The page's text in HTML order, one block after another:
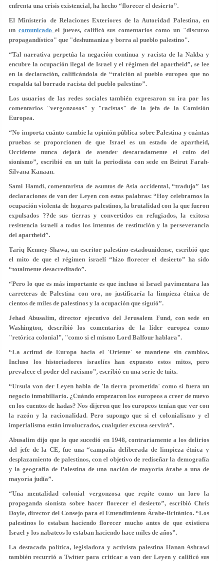
enfrenta una crisis existencial, ha hecho “florecer el desierto”.
El Ministerio de Relaciones Exteriores de la Autoridad Palestina, en
un comunicado el jueves, calificó sus comentarios como un "discurso
propagandístico" que "deshumaniza y borra al pueblo palestino".
“Tal narrativa perpetúa la negación continua y racista de la Nakba y
encubre la ocupación ilegal de Israel y el régimen del apartheid”, se lee
en la declaración, calificándola de “traición al pueblo europeo que no
respalda tal borrado racista del pueblo palestino”.
Los usuarios de las redes sociales también expresaron su ira por los
comentarios "vergonzosos" y "racistas" de la jefa de la Comisión
Europea.
“No importa cuánto cambie la opinión pública sobre Palestina y cuántas
pruebas se proporcionen de que Israel es un estado de apartheid,
Occidente nunca dejará de atender descaradamente el culto del
sionismo”, escribió en un tuit la periodista con sede en Beirut Farah-
Silvana Kanaan.
Sami Hamdi, comentarista de asuntos de Asia occidental, “tradujo” las
declaraciones de von der Leyen con estas palabras: “Hoy celebramos la
ocupación violenta de hogares palestinos, la brutalidad con la que fueron
expulsados ??de sus tierras y convertidos en refugiados, la exitosa
resistencia israelí a todos los intentos de restitución y la perseverancia
del apartheid”.
Tariq Kenney-Shawa, un escritor palestino-estadounidense, escribió que
el mito de que el régimen israelí “hizo florecer el desierto” ha sido
“totalmente desacreditado”.
“Pero lo que es más importante es que incluso si Israel pavimentara las
carreteras de Palestina con oro, no justificaría la limpieza étnica de
cientos de miles de palestinos y la ocupación que siguió”.
Jehad Abusalim, director ejecutivo del Jerusalem Fund, con sede en
Washington, describió los comentarios de la líder europea como
"retórica colonial", "como si el mismo Lord Balfour hablara".
“La actitud de Europa hacia el 'Oriente' se mantiene sin cambios.
Incluso los historiadores israelíes han expuesto estos mitos, pero
prevalece el poder del racismo”, escribió en una serie de tuits.
“Ursula von der Leyen habla de 'la tierra prometida' como si fuera un
negocio inmobiliario. ¿Cuándo empezaron los europeos a creer de nuevo
en los cuentos de hadas? Nos dijeron que los europeos tenían que ver con
la razón y la racionalidad. Pero supongo que si el colonialismo y el
imperialismo están involucrados, cualquier excusa servirá”.
Abusalim dijo que lo que sucedió en 1948, contrariamente a los delirios
del jefe de la CE, fue una “campaña deliberada de limpieza étnica y
desplazamiento de palestinos, con el objetivo de rediseñar la demografía
y la geografía de Palestina de una nación de mayoría árabe a una de
mayoría judía”.
“Una mentalidad colonial vergonzosa que repite como un loro la
propaganda sionista sobre hacer florecer el desierto”, escribió Chris
Doyle, director del Consejo para el Entendimiento Árabe-Británico. “Los
palestinos lo estaban haciendo florecer mucho antes de que existiera
Israel y los nabateos lo estaban haciendo hace miles de años”.
La destacada política, legisladora y activista palestina Hanan Ashrawi
también recurrió a Twitter para criticar a von der Leyen y calificó sus